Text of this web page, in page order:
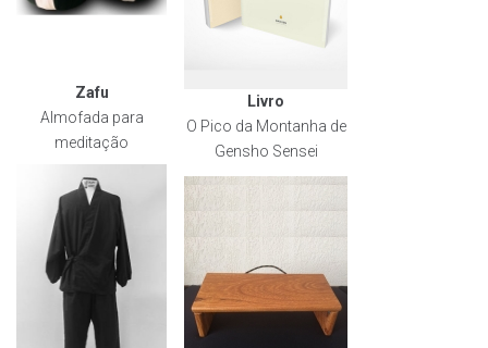
Zafu
Almofada para
meditação
Livro
O Pico da Montanha de
Gensho Sensei